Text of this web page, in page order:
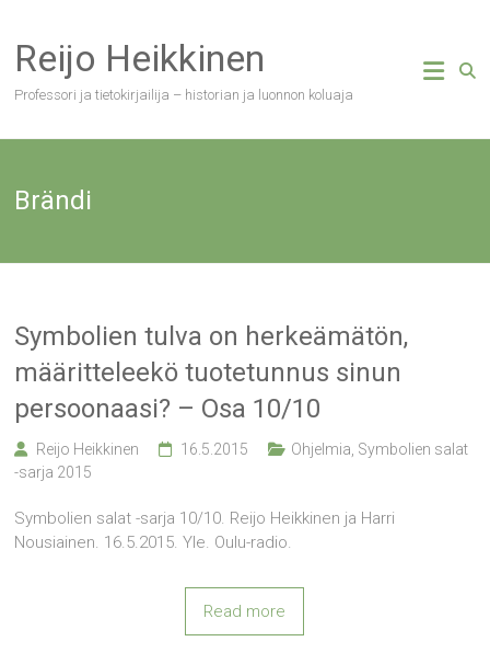
content
Reijo Heikkinen
Professori ja tietokirjailija – historian ja luonnon koluaja
Brändi
Symbolien tulva on herkeämätön,
määritteleekö tuotetunnus sinun
persoonaasi? – Osa 10/10
Reijo Heikkinen 16.5.2015 Ohjelmia Symbolien salat
-sarja 2015
Symbolien salat -sarja 10/10. Reijo Heikkinen ja Harri
Nousiainen. 16.5.2015. Yle. Oulu-radio.
Read more